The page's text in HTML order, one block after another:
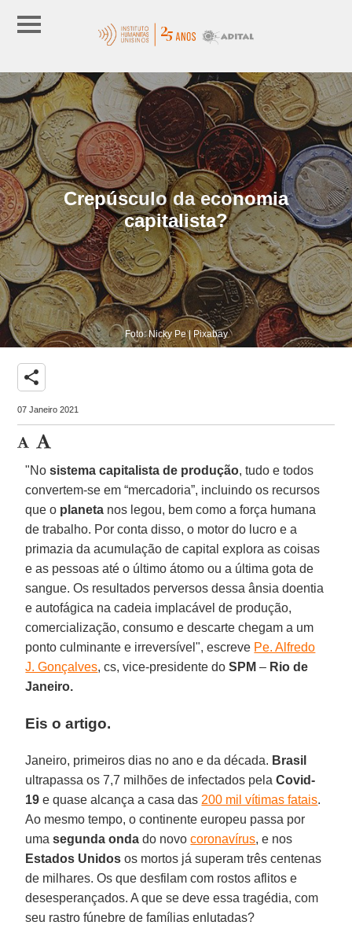
Crepúsculo da economia
capitalista?
Foto: Nicky Pe | Pixabay
share
07 Janeiro 2021
"Nosistema capitalista de produção, tudo e todos
convertem-se em “mercadoria”, incluindo os recursos
que o planeta nos legou, bem como a força humana
de trabalho. Por conta disso, o motor do lucro e a
primazia da acumulação de capital explora as coisas
e as pessoas até o último átomo ou a última gota de
sangue. Os resultados perversos dessa ânsia doentia
e autofágica na cadeia implacável de produção,
comercialização, consumo e descarte chegam a um
ponto culminante e irreversível", escreve Pe. Alfredo
J. Gonçalves, cs, vice-presidente doSPM – Rio de
Janeiro.
Eis o artigo.
Janeiro, primeiros dias no ano e da década. Brasil
ultrapassa os 7,7 milhões de infectados pelaCovid-
19 e quase alcança a casa das 200 mil vítimas fatais.
Ao mesmo tempo, o continente europeu passa por
umasegunda onda do novocoronavírus, e nos
Estados Unidos os mortos já superam três centenas
de milhares. Os que desfilam com rostos aflitos e
desesperançados. A que se deve essa tragédia, com
seu rastro fúnebre de famílias enlutadas?